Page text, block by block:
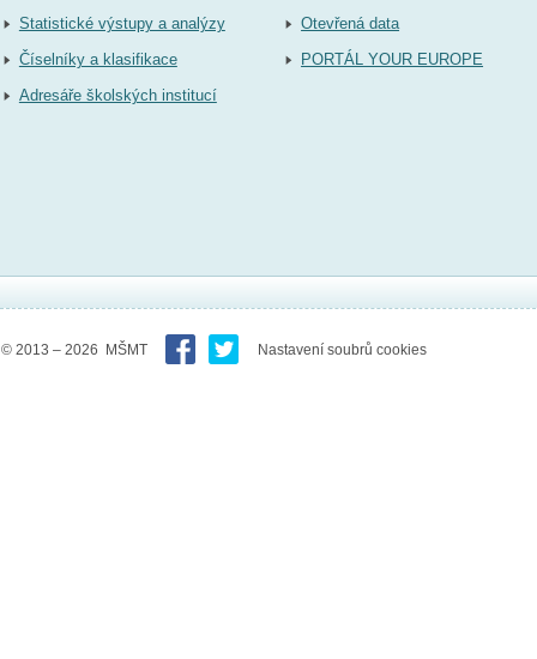
Statistické výstupy a analýzy
Číselníky a klasifikace
Adresáře školských institucí
Otevřená data
PORTÁL YOUR EUROPE
© 2013 – 2026 MŠMT Nastavení soubrů cookies